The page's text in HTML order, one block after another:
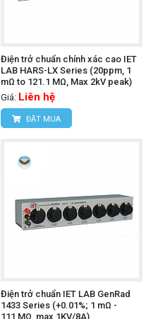
Điện trở chuẩn chính xác cao IET
LAB HARS-LX Series (20ppm, 1
mΩ to 121.1 MΩ, Max 2kV peak)
Giá: Liên hệ
ĐẶT MUA
Điện trở chuẩn IET LAB GenRad
1433 Series (+0.01%; 1 mΩ -
111,MΩ, max 1KV/8A)